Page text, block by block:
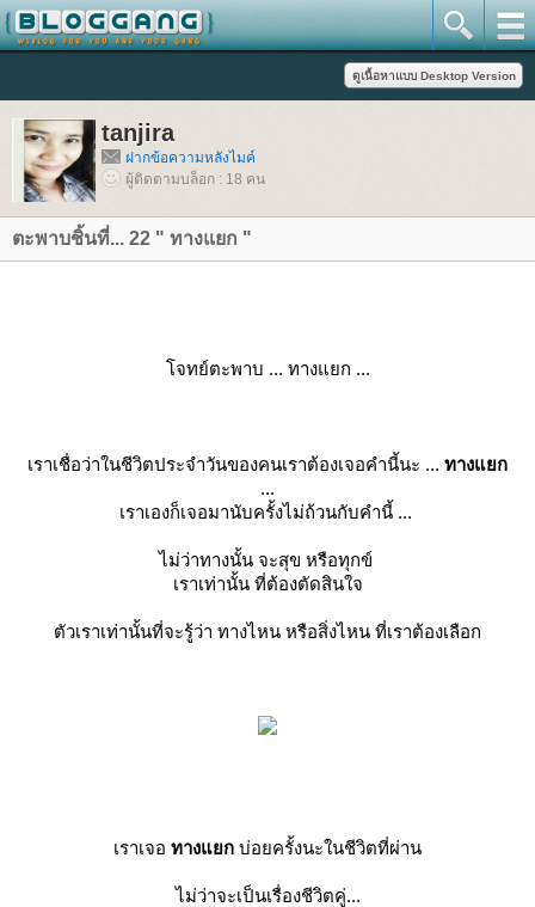
tanjira
ฝากข้อความหลังไมค์
ผู้ติดตามบล็อก : 18 คน
ตะพาบชิ้นที่... 22 " ทางแยก "
จทย์ตะพาบ ... ทางแยก ...
เราเชื่อว่าในชีวิตประจำวันของคนเราต้องเจอคำนี้นะ ... ทางแยก
...
เราเองก็เจอมานับครั้งไม่ถ้วนกับคำนี้ ...
ไม่ว่าทางนั้น จะสุข หรือทุกข์
เราเท่านั้น ที่ต้องตัดสินใจ
ตัวเราเท่านั้นที่จะรู้ว่า ทางไหน หรือสิ่งไหน ที่เราต้องเลือก
เราเจอ ทางแยก บ่อยครั้งนะในชีวิตที่ผ่าน
ไม่ว่าจะเป็นเรื่องชีวิตคู่...